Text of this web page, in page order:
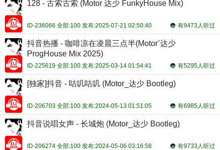
128 - 古索古索 (Motor 达少 FunkyHouse Mix)
有9473人听过
ID-236066 全部:100 发布:2025-07-21 02:50:40
抖音热播 - 咖啡凉在凌晨三点半(Motorˉ达少
ProgHouse Mix 2025)
有5295人听过
ID-225619 全部:100 发布:2025-03-14 01:54:41
[独家]抖音 - 咕叽咕叽 (Motor_达少 Bootleg)
有6985人听过
ID-206703 全部:100 发布:2024-05-13 01:51:05
抖音说唱女声 - 长城炮 (Motor_达少 Bootleg)
有9733人听过
ID-206274 全部:100 发布:2024-05-06 03:16:58